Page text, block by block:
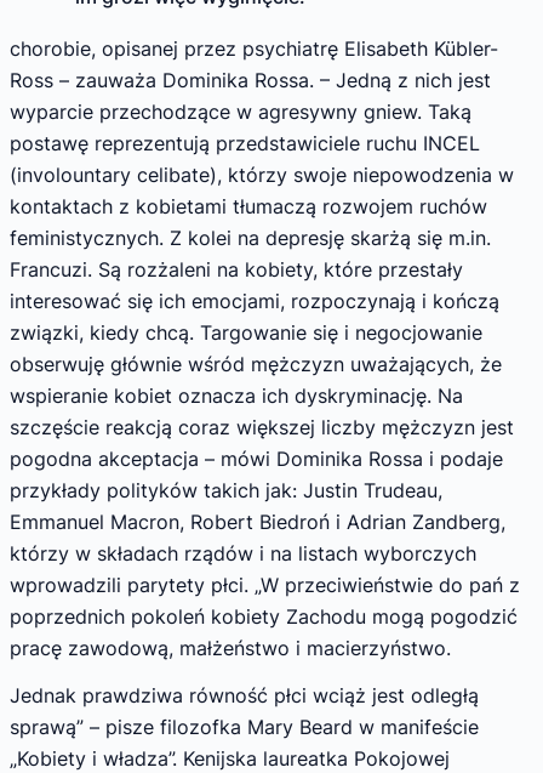
chorobie, opisanej przez psychiatrę Elisabeth Kübler-
Ross – zauważa Dominika Rossa. – Jedną z nich jest
wyparcie przechodzące w agresywny gniew. Taką
postawę reprezentują przedstawiciele ruchu INCEL
(involountary celibate), którzy swoje niepowodzenia w
kontaktach z kobietami tłumaczą rozwojem ruchów
feministycznych. Z kolei na depresję skarżą się m.in.
Francuzi. Są rozżaleni na kobiety, które przestały
interesować się ich emocjami, rozpoczynają i kończą
związki, kiedy chcą. Targowanie się i negocjowanie
obserwuję głównie wśród mężczyzn uważających, że
wspieranie kobiet oznacza ich dyskryminację. Na
szczęście reakcją coraz większej liczby mężczyzn jest
pogodna akceptacja – mówi Dominika Rossa i podaje
przykłady polityków takich jak: Justin Trudeau,
Emmanuel Macron, Robert Biedroń i Adrian Zandberg,
którzy w składach rządów i na listach wyborczych
wprowadzili parytety płci. „W przeciwieństwie do pań z
poprzednich pokoleń kobiety Zachodu mogą pogodzić
pracę zawodową, małżeństwo i macierzyństwo.
Jednak prawdziwa równość płci wciąż jest odległą
sprawą” – pisze filozofka Mary Beard w manifeście
„Kobiety i władza”. Kenijska laureatka Pokojowej